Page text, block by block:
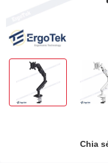
Chia